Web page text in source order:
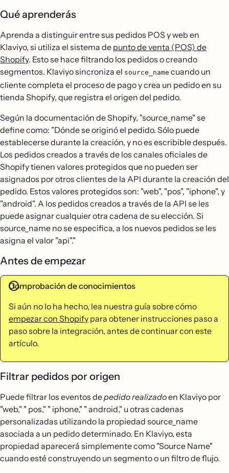
Qué aprenderás
Aprenda a distinguir entre sus pedidos POS y web en
Klaviyo, si utiliza el sistema de punto de venta (POS) de
Shopify. Esto se hace filtrando los pedidos o creando
segmentos. Klaviyo sincroniza el source_name cuando un
cliente completa el proceso de pago y crea un pedido en su
tienda Shopify, que registra el origen del pedido.
Según la documentación de Shopify, "source_name" se
define como: "Dónde se originó el pedido. Sólo puede
establecerse durante la creación, y no es escribible después.
Los pedidos creados a través de los canales oficiales de
Shopify tienen valores protegidos que no pueden ser
asignados por otros clientes de la API durante la creación del
pedido. Estos valores protegidos son: "web", "pos", "iphone", y
"android". A los pedidos creados a través de la API se les
puede asignar cualquier otra cadena de su elección. Si
source_name no se especifica, a los nuevos pedidos se les
asigna el valor "api"."
Antes de empezar
Comprobación de conocimientos
Si aún no lo ha hecho, lea nuestra guía sobre cómo
empezar con Shopify para obtener instrucciones paso a
paso sobre la integración, antes de continuar con este
artículo.
Filtrar pedidos por origen
Puede filtrar los eventos depedido realizadoen Klaviyo por
"web," " pos," " iphone," " android," u otras cadenas
personalizadas utilizando la propiedad source_name
asociada a un pedido determinado. En Klaviyo, esta
propiedad aparecerá simplemente como "Source Name"
cuando esté construyendo un segmento o un filtro de flujo.